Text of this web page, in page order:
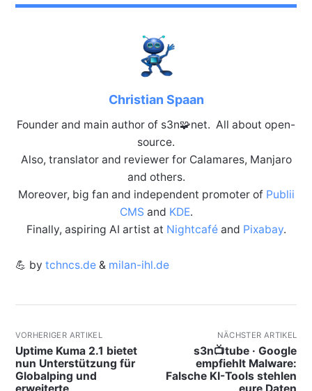
Christian Spaan
Founder and main author of s3n🧩net. All about open-
source.
Also, translator and reviewer for Calamares, Manjaro
and others.
Moreover, big fan and independent promoter of Publii
CMS and KDE.
Finally, aspiring AI artist at Nightcaféand Pixabay.
💪 by tchncs.de& milan-ihl.de
VORHERIGER ARTIKEL
Uptime Kuma 2.1 bietet
nun Unterstützung für
Globalping und
erweiterte
NÄCHSTER ARTIKEL
s3n📺tube · Google
empfiehlt Malware:
Falsche KI-Tools stehlen
eure Daten